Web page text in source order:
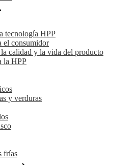
tecnología HPP
el consumidor
calidad y la vida del producto
la HPP
y verduras
frías